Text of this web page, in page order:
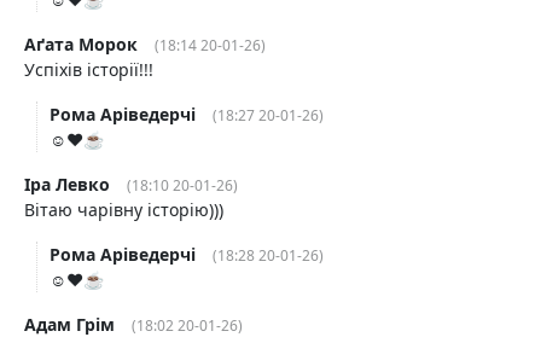
Аґата Морок
(18:14 20-01-26)
Успіхів історії!!!
Рома Аріведерчі
(18:27 20-01-26)
☺️❤️☕️
Іра Левко
(18:10 20-01-26)
Вітаю чарівну історію)))
Рома Аріведерчі
(18:28 20-01-26)
☺️❤️☕️
Адам Грім
(18:02 20-01-26)